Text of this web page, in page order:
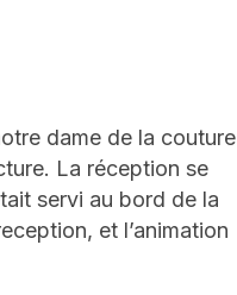
dame de la couture
La réception se
servi au bord de la
et l’animation